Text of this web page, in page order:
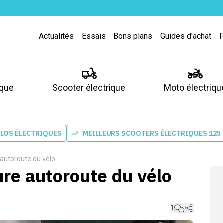
Actualités Essais Bons plans Guides d'achat
Scooter électrique Moto
ÉLECTRIQUES MEILLEURS SCOOTERS ÉLECTRIQUES 125
du vélo
autoroute du vélo
1